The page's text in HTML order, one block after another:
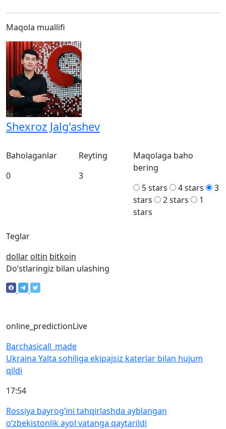
Maqola muallifi
Shexroz Jalg'ashev
Teglar
dollar oltin bitkoin
Baholaganlar
0
Reyting
3
Maqolaga baho
bering
5 stars
4 stars
3
stars
2 stars
1
stars
Doʻstlaringiz bilan ulashing
online_predictionLive
Barchasicall_made
Ukraina Yalta sohiliga ekipajsiz katerlar bilan hujum
qildi
17:54
Rossiya bayrog‘ini tahqirlashda ayblangan
o‘zbekistonlik ayol vatanga qaytarildi